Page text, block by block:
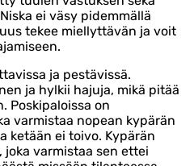
ei väsy pidemmällä
tekee miellyttävän ja voit
ja pestävissä.
ja hylkii hajuja, mikä pitää
Poskipaloissa on
varmistaa nopean kypärän
ketään ei toivo. Kypärän
varmistaa sen ettei